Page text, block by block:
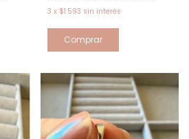
3 x $1.593 sin interés